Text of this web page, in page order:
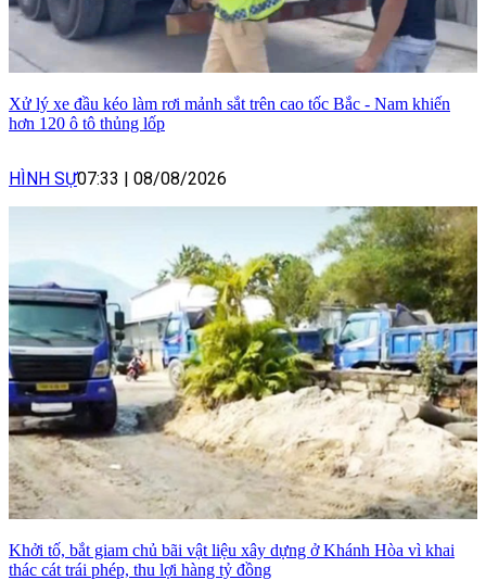
Xử lý xe đầu kéo làm rơi mảnh sắt trên cao tốc Bắc - Nam khiến
hơn 120 ô tô thủng lốp
HÌNH SỰ07:33 | 08/08/2026
Khởi tố, bắt giam chủ bãi vật liệu xây dựng ở Khánh Hòa vì khai
thác cát trái phép, thu lợi hàng tỷ đồng